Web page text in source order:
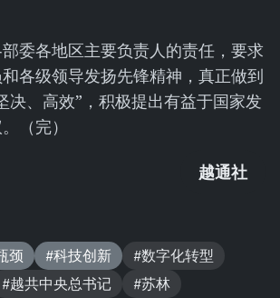
委各地区主要负责人的责任，要求
各级领导发扬先锋精神，真正做到
决、高效”，积极提出有益于国家发
（完）
越通社
颈 #科技创新
#数字化转型
#越共中央总书记
#苏林